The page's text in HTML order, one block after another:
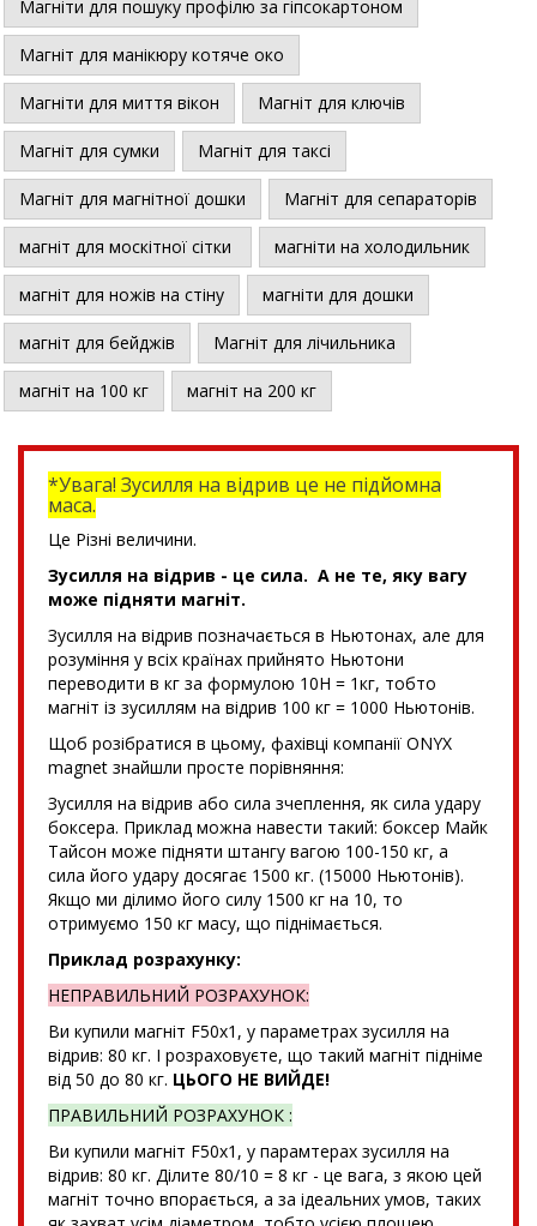
Магніти для пошуку профілю за гіпсокартоном
Магніт для манікюру котяче око
Магніти для миття вікон Магніт для ключів
Магніт для сумки Магніт для таксі
Магніт для магнітної дошки Магніт для сепараторів
магніт для москітної сітки магніти на холодильник
магніт для ножів на стіну магніти для дошки
магніт для бейджів Магніт для лічильника
магніт на 100 кг магніт на 200 кг
*Увага! Зусилля на відрив це не підйомна
маса.
Це Різні величини.
Зусилля на відрив - це сила. А не те, яку вагу
може підняти магніт.
Зусилля на відрив позначається в Ньютонах, але для
розуміння у всіх країнах прийнято Ньютони
переводити в кг за формулою 10Н = 1кг, тобто
магніт із зусиллям на відрив 100 кг = 1000 Ньютонів.
Щоб розібратися в цьому, фахівці компанії ONYX
magnet знайшли просте порівняння:
Зусилля на відрив або сила зчеплення, як сила удару
боксера. Приклад можна навести такий: боксер Майк
Тайсон може підняти штангу вагою 100-150 кг, а
сила його удару досягає 1500 кг. (15000 Ньютонів).
Якщо ми ділимо його силу 1500 кг на 10, то
отримуємо 150 кг масу, що піднімається.
Приклад розрахунку:
НЕПРАВИЛЬНИЙ РОЗРАХУНОК:
Ви купили магніт F50x1, у параметрах зусилля на
відрив: 80 кг. І розраховуєте, що такий магніт підніме
від 50 до 80 кг. ЦЬОГО НЕ ВИЙДЕ!
ПРАВИЛЬНИЙ РОЗРАХУНОК :
Ви купили магніт F50x1, у парамтерах зусилля на
відрив: 80 кг. Ділите 80/10 = 8 кг - це вага, з якою цей
магніт точно впорається, а за ідеальних умов, таких